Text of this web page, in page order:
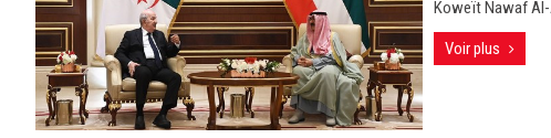
Koweït Nawaf Al-
Voir plus